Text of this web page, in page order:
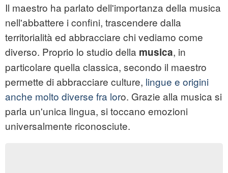
Il maestro ha parlato dell'importanza della musica
nell'abbattere i confini, trascendere dalla
territorialità ed abbracciare chi vediamo come
diverso. Proprio lo studio della musica, in
particolare quella classica, secondo il maestro
permette di abbracciare culture, lingue e origini
anche molto diverse fra loro. Grazie alla musica si
parla un'unica lingua, si toccano emozioni
universalmente riconosciute.